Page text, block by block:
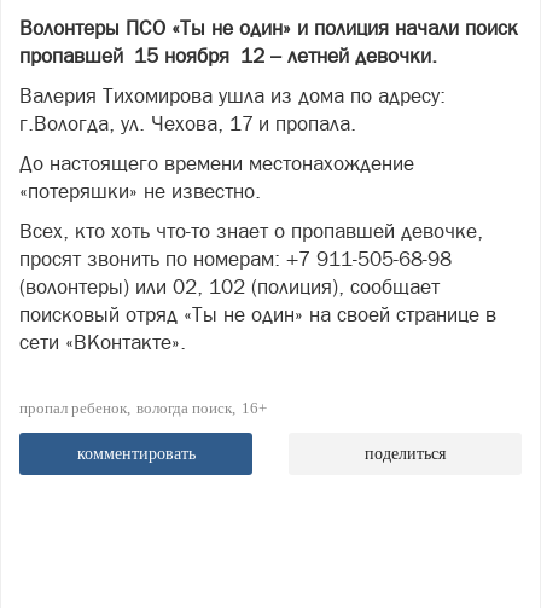
Волонтеры ПСО «Ты не один» и полиция начали поиск
пропавшей 15 ноября 12 – летней девочки.
Валерия Тихомирова ушла из дома по адресу:
г.Вологда, ул. Чехова, 17 и пропала.
До настоящего времени местонахождение
«потеряшки» не известно.
Всех, кто хоть что-то знает о пропавшей девочке,
просят звонить по номерам: +7 911-505-68-98
(волонтеры) или 02, 102 (полиция), сообщает
поисковый отряд «Ты не один» на своей странице в
сети «ВКонтакте».
пропал ребенок вологда поиск 16+
комментировать поделиться